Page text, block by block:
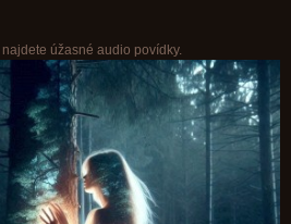
úžasné audio povídky.